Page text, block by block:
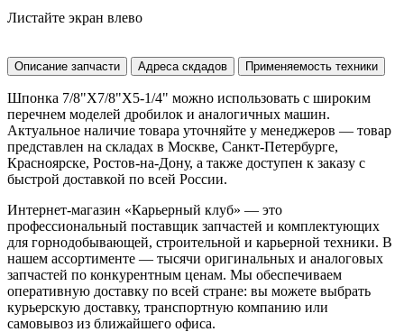
Листайте экран влево
Описание запчасти Адреса скдадов Применяемость техники
Шпонка 7/8"X7/8"X5-1/4" можно использовать с широким
перечнем моделей дробилок и аналогичных машин.
Актуальное наличие товара уточняйте у менеджеров — товар
представлен на складах в Москве, Санкт-Петербурге,
Красноярске, Ростов-на-Дону, а также доступен к заказу с
быстрой доставкой по всей России.
Интернет-магазин «Карьерный клуб» — это
профессиональный поставщик запчастей и комплектующих
для горнодобывающей, строительной и карьерной техники. В
нашем ассортименте — тысячи оригинальных и аналоговых
запчастей по конкурентным ценам. Мы обеспечиваем
оперативную доставку по всей стране: вы можете выбрать
курьерскую доставку, транспортную компанию или
самовывоз из ближайшего офиса.